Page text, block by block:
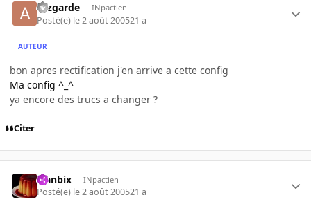
azzgarde INpactien
Posté(e) le 2 août 200521 a
AUTEUR
bon apres rectification j'en arrive a cette config
Ma config ^_^
ya encore des trucs a changer ?
Citer
Flanbix INpactien
Posté(e) le 2 août 200521 a